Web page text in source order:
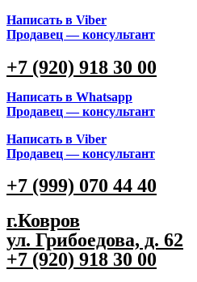
Написать в Viber
Продавец — консультант
+7 (920) 918 30 00
Написать в Whatsapp
Продавец — консультант
Написать в Viber
Продавец — консультант
+7 (999) 070 44 40
г.Ковров
ул. Грибоедова, д. 62
+7 (920) 918 30 00